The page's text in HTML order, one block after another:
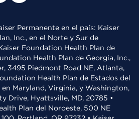
Permanente en el país: Kaiser
Inc., en el Norte y Sur de
Foundation Health Plan de
Health Plan de Georgia, Inc.,
3495 Piedmont Road NE, Atlanta,
Health Plan de Estados del
Maryland, Virginia, y Washington,
Drive, Hyattsville, MD, 20785 •
Plan del Noroeste, 500 NE